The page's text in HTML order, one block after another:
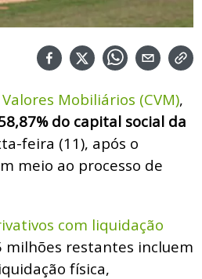
Mobiliários (CVM),
do capital social da
feira (11), após o
meio ao processo de
com liquidação
milhões restantes incluem
física,